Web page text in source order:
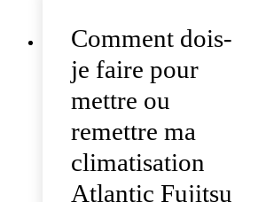
Comment dois-
je faire pour
mettre ou
remettre ma
climatisation
Atlantic Fujitsu